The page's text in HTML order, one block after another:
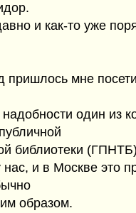
и как-то уже
пришлось мне
один из
библиотеки
нас, и в Москве это
образом.